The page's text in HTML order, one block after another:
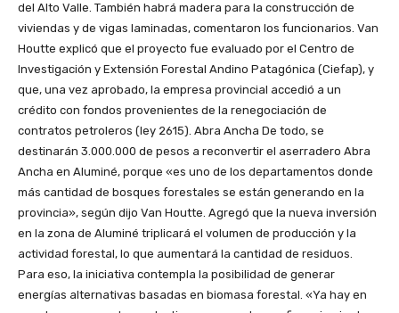
del Alto Valle. También habrá madera para la construcción de
viviendas y de vigas laminadas, comentaron los funcionarios. Van
Houtte explicó que el proyecto fue evaluado por el Centro de
Investigación y Extensión Forestal Andino Patagónica (Ciefap), y
que, una vez aprobado, la empresa provincial accedió a un
crédito con fondos provenientes de la renegociación de
contratos petroleros (ley 2615). Abra Ancha De todo, se
destinarán 3.000.000 de pesos a reconvertir el aserradero Abra
Ancha en Aluminé, porque «es uno de los departamentos donde
más cantidad de bosques forestales se están generando en la
provincia», según dijo Van Houtte. Agregó que la nueva inversión
en la zona de Aluminé triplicará el volumen de producción y la
actividad forestal, lo que aumentará la cantidad de residuos.
Para eso, la iniciativa contempla la posibilidad de generar
energías alternativas basadas en biomasa forestal. «Ya hay en